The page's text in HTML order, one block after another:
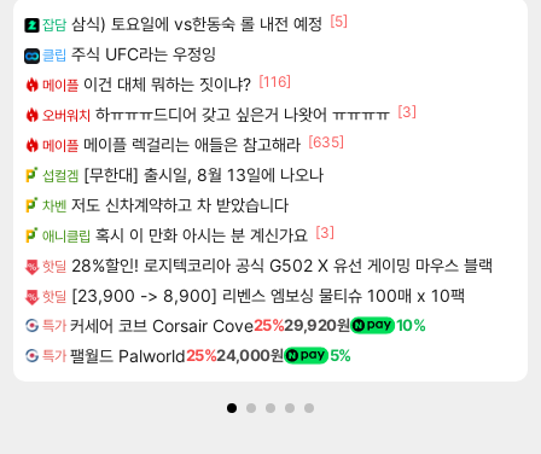
잡담 삼식) 토요일에 vs한동숙 롤 내전 예정 [5]
클립 주식 UFC라는 우정잉
메이플 이건 대체 뭐하는 짓이냐? [116]
오버워치 하ㅠㅠㅠ드디어 갖고 싶은거 나왓어 ㅠㅠㅠㅠ [3]
메이플 메이플 렉걸리는 애들은 참고해라 [635]
섭컬겜 [무한대] 출시일, 8월 13일에 나오나
차벤 저도 신차계약하고 차 받았습니다
애니클립 혹시 이 만화 아시는 분 계신가요 [3]
핫딜 28%할인! 로지텍코리아 공식 G502 X 유선 게이밍 마우스 블랙
핫딜 [23,900 -> 8,900] 리벤스 엠보싱 물티슈 100매 x 10팩
특가 커세어 코브 Corsair Cove25%29,920원 10%
특가 팰월드 Palworld25%24,000원 5%